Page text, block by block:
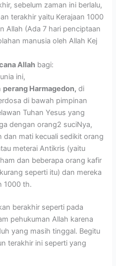
sebelum zaman ini berlalu,
terakhir yaitu Kerajaan 1000
Allah (Ada 7 hari penciptaan
manusia oleh Allah Kej
Allah bagi:
ini,
perang Harmagedon, di
di bawah pimpinan
Tuhan Yesus yang
dengan orang2 suciNya,
dan mati kecuali sedikit orang
meterai Antikris (yaitu
dan beberapa orang kafir
seperti itu) dan mereka
1000 th.
berakhir seperti pada
pehukuman Allah karena
yang masih tinggal. Begitu
terakhir ini seperti yang